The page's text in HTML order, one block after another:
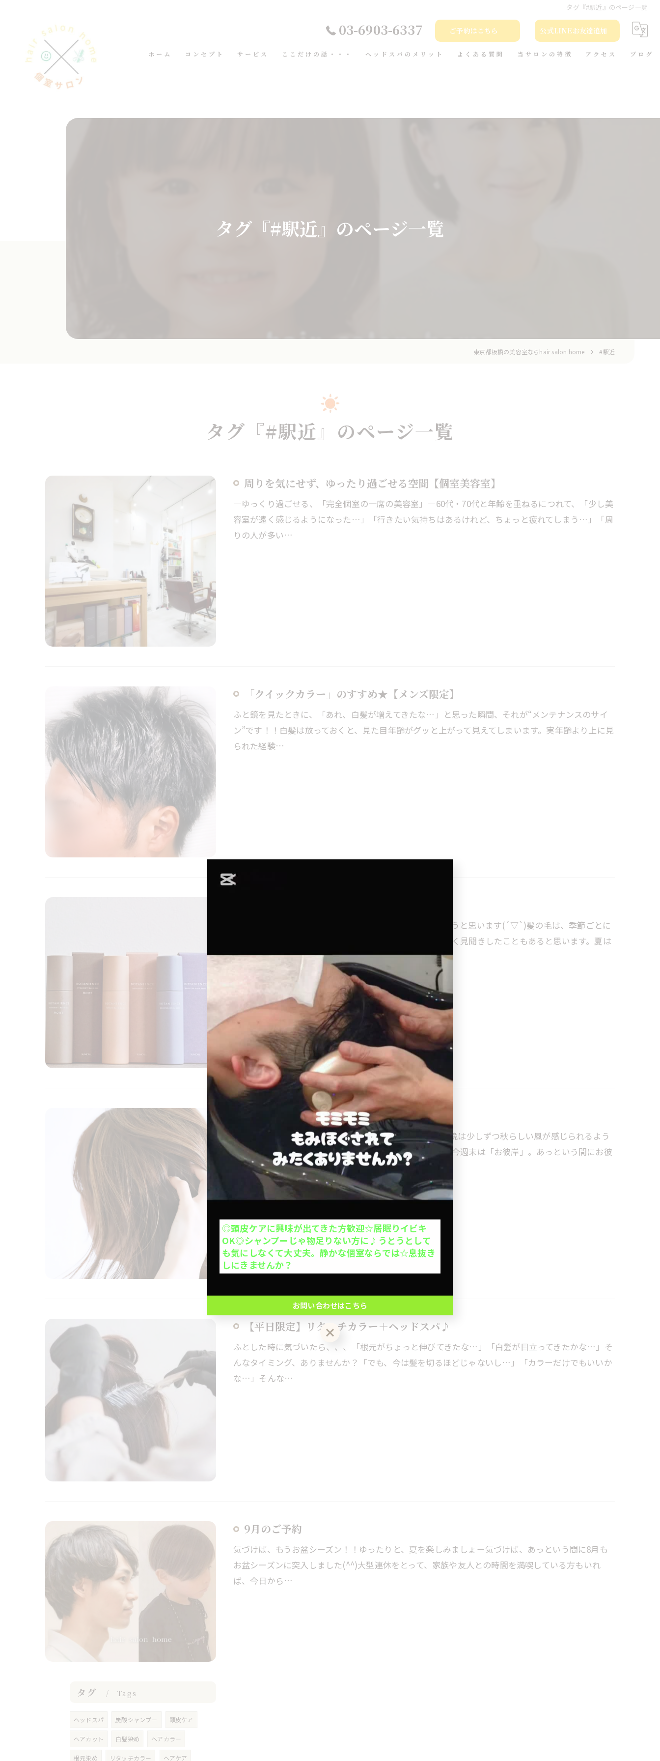
タグ『#駅近』のページ一覧
03-6903-6337 ご予約はこちら 公式LINEお友達追加
ホーム コンセプト サービス ここだけの話・・・ ヘッドスパのメリット よくある質問 当サロンの特徴 アクセス ブログ
タグ『#駅近』のページ一覧
東京都板橋の美容室ならhair salon home #駅近
タグ『#駅近』のページ一覧
周りを気にせず、ゆったり過ごせる空間【個室美容室】
―ゆっくり過ごせる、「完全個室の一席の美容室」―60代・70代と年齢を重ねるにつれて、「少し美
容室が遠く感じるようになった…」「行きたい気持ちはあるけれど、ちょっと疲れてしまう…」「周
りの人が多い…
「クイックカラー」のすすめ★【メンズ限定】
ふと鏡を見たときに、「あれ、白髪が増えてきたな…」と思った瞬間、それが“メンテナンスのサイ
ン”です！！白髪は放っておくと、見た目年齢がグッと上がって見えてしまいます。実年齢より上に見
られた経験…
季節ごとの髪のダメージと対策について、少しお話ししようと思います(´▽`)髪の毛は、季節ごとに
異なるダメージを受けていることは、多くの方がなんとなく見聞きしたこともあると思います。夏は
紫外線によ…
今週末は「お彼岸」ですね(^ ^)
こんにちは、hairsalonhomeです。9月も後半に入り、朝晩は少しずつ秋らしい風が感じられるよう
になってきました。皆さんは、秋、、、感じていますか？今週末は「お彼岸」。あっという間にお彼
岸がきて、…
【平日限定】リタッチカラー＋ヘッドスパ♪
ふとした時に気づいたら、、、「根元がちょっと伸びてきたな…」「白髪が目立ってきたかな…」そ
んなタイミング、ありませんか？「でも、今は髪を切るほどじゃないし…」「カラーだけでもいいか
な…」そんな…
9月のご予約
気づけば、もうお盆シーズン！！ゆったりと、夏を楽しみましょー気づけば、あっという間に8月も
お盆シーズンに突入しました(^^)大型連休をとって、家族や友人との時間を満喫している方もいれ
ば、今日から…
タグ Tags
ヘッドスパ 炭酸シャンプー 頭皮ケア
ヘアカット 白髪染め ヘアカラー
根元染め リタッチカラー ヘアケア
当日予約OK
クーポン一覧はこちら
◎頭皮ケアに興味が出てきた方歓迎☆居眠りイビキ
OK◎シャンプーじゃ物足りない方に♪うとうとして
も気にしなくて大丈夫。静かな個室ならでは☆息抜き
しにきませんか？
お問い合わせはこちら
大人1人＋お子さん1人orお子さま2人OK◎お子さん
の1人で座れるか挑戦を応援◎キッズカットデビュー
応援◎座れない子抱っこOK※整髪料、暴れる、泣く
場合お断り。計2名の予約ができます。